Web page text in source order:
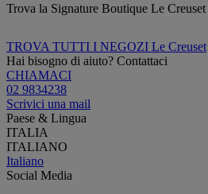
Trova la Signature Boutique Le
TROVA TUTTI I NEGOZI Le Creuset
Hai bisogno di aiuto? Contattaci
CHIAMACI
02 9834238
Scrivici una mail
Paese & Lingua
ITALIA
ITALIANO
Italiano
Social Media